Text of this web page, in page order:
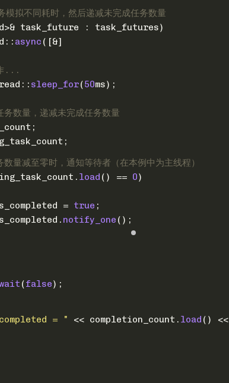
拟不同耗时，然后递减未完成任务数量
>& task_future : task_futures)
async ([&]
...
sleep_for(50ms);
数量，递减未完成任务数量
量减至零时，通知等待者（在本例中为主线程）
load () == 0)
=
true ;
notify_one ();
(false);
= " << completion_count. load () <<